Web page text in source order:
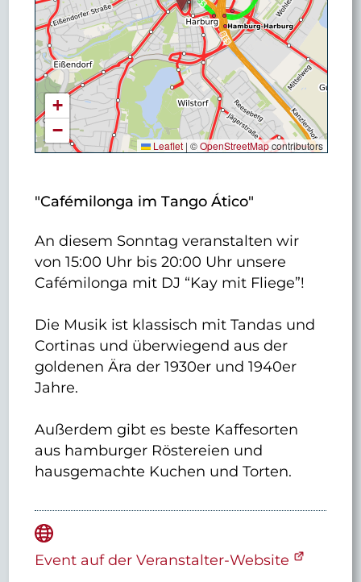
+
−
Leaflet | ©OpenStreetMapcontributors
"Cafémilonga im Tango Ático"
An diesem Sonntag veranstalten wir
von 15:00 Uhr bis 20:00 Uhr unsere
Cafémilonga mit DJ “Kay mit Fliege”!
Die Musik ist klassisch mit Tandas und
Cortinas und überwiegend aus der
goldenen Ära der 1930er und 1940er
Jahre.
Außerdem gibt es beste Kaffesorten
aus hamburger Röstereien und
hausgemachte Kuchen und Torten.
Event auf der Veranstalter-Website